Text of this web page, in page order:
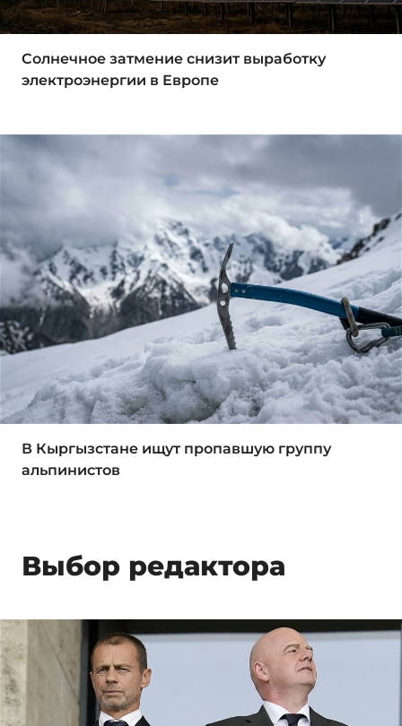
Солнечное затмение снизит выработку
электроэнергии в Европе
В Кыргызстане ищут пропавшую группу
альпинистов
Выбор редактора